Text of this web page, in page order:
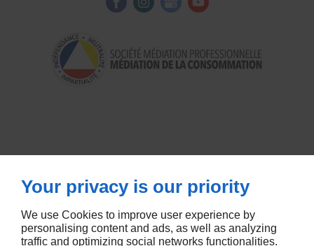
Your privacy is our priority
We use Cookies to improve user experience by
personalising content and ads, as well as analyzing
traffic and optimizing social networks functionalities.